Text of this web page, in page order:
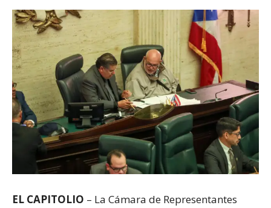
EL CAPITOLIO – La Cámara de Representantes